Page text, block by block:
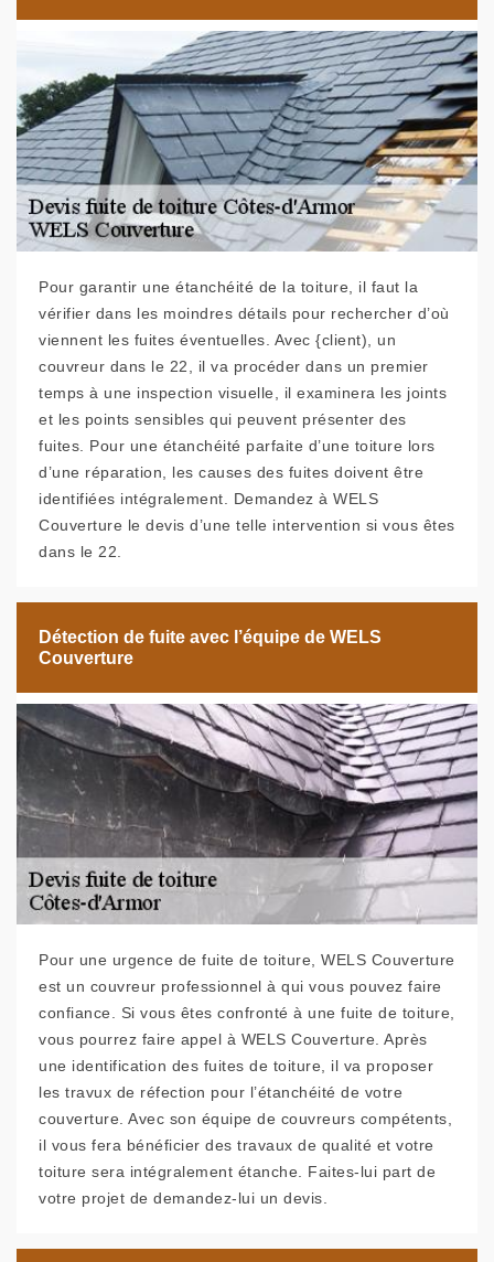
Pour garantir une étanchéité de la toiture, il faut la
vérifier dans les moindres détails pour rechercher d’où
viennent les fuites éventuelles. Avec {client), un
couvreur dans le 22, il va procéder dans un premier
temps à une inspection visuelle, il examinera les joints
et les points sensibles qui peuvent présenter des
fuites. Pour une étanchéité parfaite d’une toiture lors
d’une réparation, les causes des fuites doivent être
identifiées intégralement. Demandez à WELS
Couverture le devis d’une telle intervention si vous êtes
dans le 22.
Détection de fuite avec l’équipe de WELS
Couverture
Pour une urgence de fuite de toiture, WELS Couverture
est un couvreur professionnel à qui vous pouvez faire
confiance. Si vous êtes confronté à une fuite de toiture,
vous pourrez faire appel à WELS Couverture. Après
une identification des fuites de toiture, il va proposer
les travux de réfection pour l’étanchéité de votre
couverture. Avec son équipe de couvreurs compétents,
il vous fera bénéficier des travaux de qualité et votre
toiture sera intégralement étanche. Faites-lui part de
votre projet de demandez-lui un devis.